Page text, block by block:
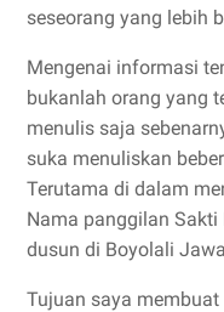
seseorang yang lebih
Mengenai informasi
bukanlah orang yang
menulis saja
suka menuliskan
Terutama di dalam
Nama panggilan Sakti
dusun di Boyolali
Tujuan saya